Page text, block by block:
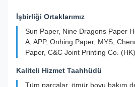
İşbirliği Ortaklarımız
Sun Paper, Nine Dragons Paper
A, APP, Onhing Paper, MYS,
Paper, C&C Joint Printing Co.
Kaliteli Hizmet Taahhüdü
Tüm parçalar, ömür boyu bakım